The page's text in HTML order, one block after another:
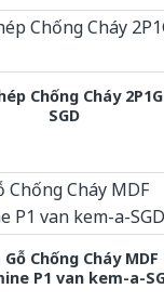
Chống Cháy
SGD
Gỗ Chống Cháy MDF
P1 van kem-a-